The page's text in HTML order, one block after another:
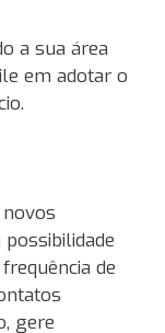
a sua área
em adotar o
de
gere